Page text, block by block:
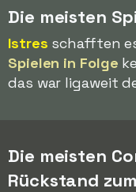
Die meisten
Istres schafften
Spielen in Folge
das war ligaweit
Die meisten
Rückstand